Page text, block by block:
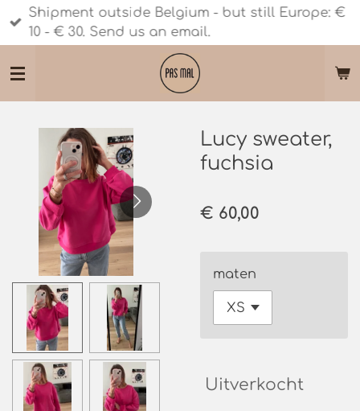
Ga
direct
de
Shipment outside Belgium - but still Europe: €
10 - € 30. Send us an email.
Lucy sweater,
fuchsia
€ 60,00
maten
Uitverkocht